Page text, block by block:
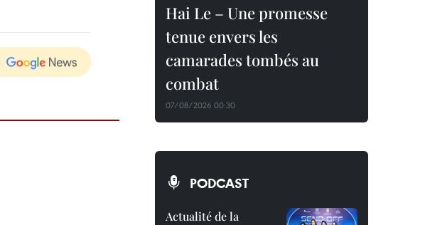
Hai Le – Une promesse
tenue envers les
camarades tombés au
combat
07/08/2026 00:30
PODCAST
Actualité de la